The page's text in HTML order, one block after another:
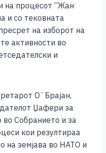
на процесот “Жан
и со тековната
на изборот на
активности во
и
О`Брајан,
Џафери за
во Собранието и за
кои резултираа
на земјава во НАТО и